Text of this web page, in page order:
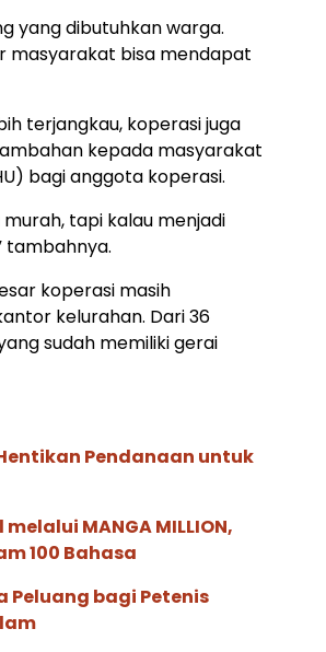
yang dibutuhkan warga.
masyarakat bisa mendapat
terjangkau, koperasi juga
kepada masyarakat
bagi anggota koperasi.
tapi kalau menjadi
tambahnya.
koperasi masih
kelurahan. Dari 36
sudah memiliki gerai
Pendanaan untuk
MANGA MILLION,
100 Bahasa
Peluang bagi Petenis